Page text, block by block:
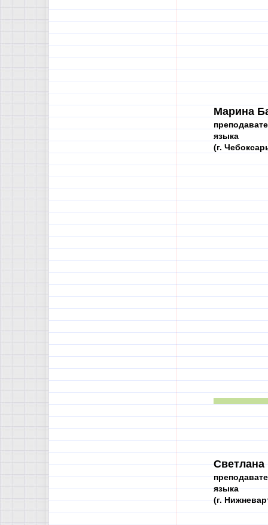
Марина
языка
(г.
языка
(г.